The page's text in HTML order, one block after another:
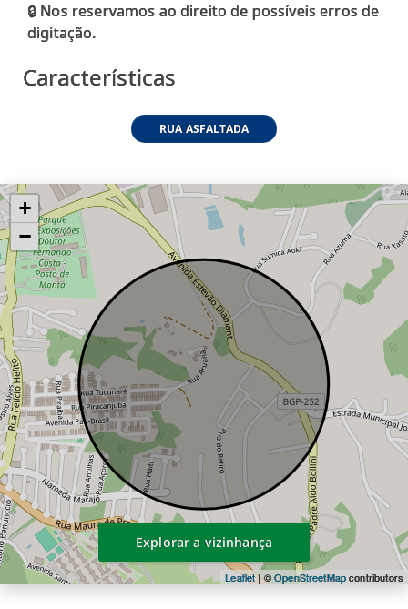
🔒 Nos reservamos ao direito de possíveis erros de
Características
RUA ASFALTADA
+
−
Leaflet| ©OpenStreetMapcontributors
Explorar a vizinhança